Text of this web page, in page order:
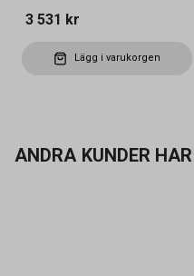
3 531 kr
Lägg i varukorgen
ANDRA KUNDER